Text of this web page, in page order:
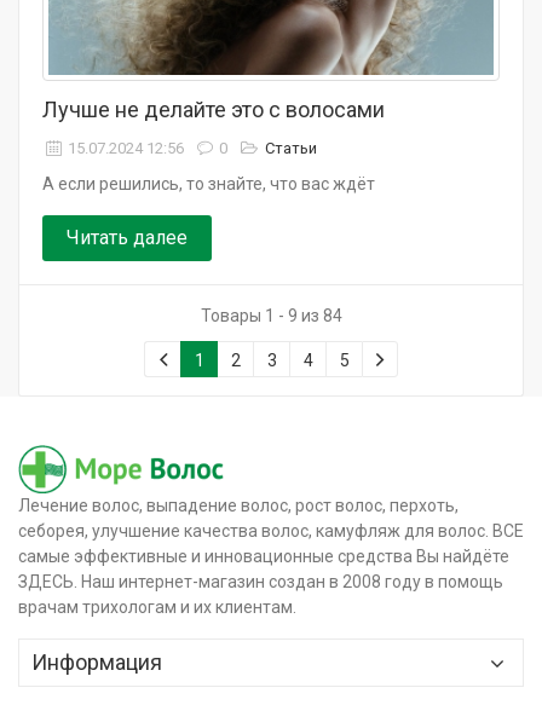
Лучше не делайте это с волосами
15.07.2024 12:56 0 Статьи
А если решились, то знайте, что вас ждёт
Читать далее
Товары 1 - 9 из 84
1 2 3 4 5
Лечение волос, выпадение волос, рост волос, перхоть,
себорея, улучшение качества волос, камуфляж для волос. ВСЕ
самые эффективные и инновационные средства Вы найдёте
ЗДЕСЬ. Наш интернет-магазин создан в 2008 году в помощь
врачам трихологам и их клиентам.
Информация